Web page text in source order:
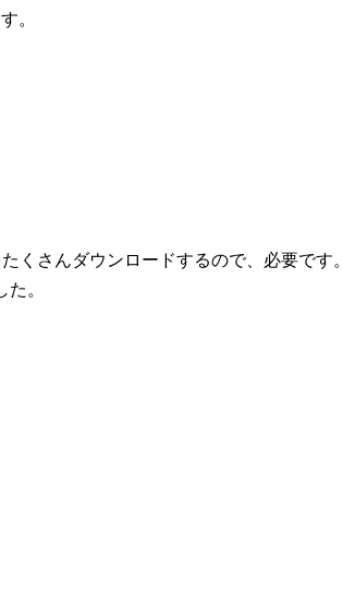
。
くさんダウンロードするので、必要です。
。